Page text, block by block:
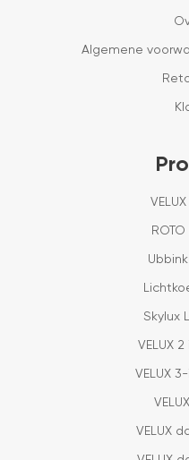
Algemene
Skylux
VELUX
VELUX
VELUX